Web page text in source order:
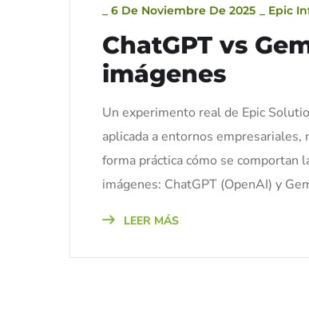
6 De Noviembre De 2025 Epic
ChatGPT vs
imágenes
Un experimento real de Epic
aplicada a entornos
forma práctica cómo se comportan
imágenes: ChatGPT (OpenAI) y
LEER MÁS